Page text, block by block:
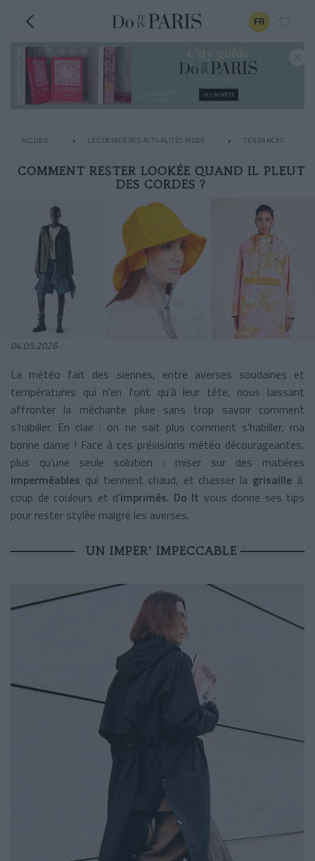
FR
ACCUEIL LES DERNIÈRES ACTUALITÉS MODE TENDANCES
COMMENT RESTER LOOKÉE QUAND IL PLEUT
DES CORDES ?
04.05.2026
La météo fait des siennes, entre averses soudaines et
températures qui n’en font qu’à leur tête, nous laissant
affronter la méchante pluie sans trop savoir comment
s’habiller. En clair : on ne sait plus comment s’habiller, ma
bonne dame ! Face à ces prévisions météo décourageantes,
plus qu’une seule solution : miser sur des matières
imperméables qui tiennent chaud, et chasser la grisaille à
coup de couleurs et d’imprimés. Do It vous donne ses tips
pour rester stylée malgré les averses.
UN IMPER’ IMPECCABLE